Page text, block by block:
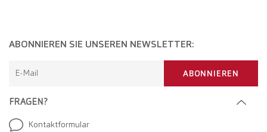
FRAGEN?
Kontaktformular
ABONNIEREN SIE UNSEREN NEWSLETTER:
E-Mail ABONNIEREN